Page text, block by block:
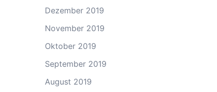
Dezember 2019
November 2019
Oktober 2019
September 2019
August 2019